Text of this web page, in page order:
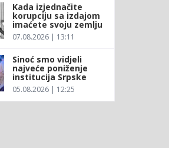
Kada izjednačite
korupciju sa izdajom
imaćete svoju zemlju
07.08.2026 | 13:11
Sinoć smo vidjeli
najveće poniženje
institucija Srpske
05.08.2026 | 12:25